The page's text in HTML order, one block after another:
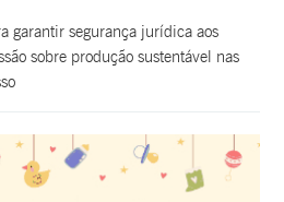
garantir segurança jurídica aos
sobre produção sustentável nas